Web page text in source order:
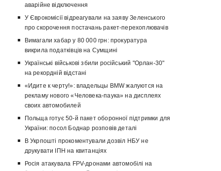
аварійне відключення
У Єврокомісії відреагували на заяву Зеленського
про скорочення постачань ракет-перехоплювачів
Вимагали хабар у 80 000 грн: прокуратура
викрила податківців на Сумщині
Українські військові збили російський "Орлан-30"
на рекордній відстані
«Идите к черту!»: владельцы BMW жалуются на
рекламу нового «Человека-паука» на дисплеях
своих автомобилей
Польща готує 50-й пакет оборонної підтримки для
України: посол Боднар розповів деталі
В Укрпошті прокоментували дозвіл НБУ не
друкувати ІПН на квитанціях
Росія атакувала FPV-дронами автомобілі на